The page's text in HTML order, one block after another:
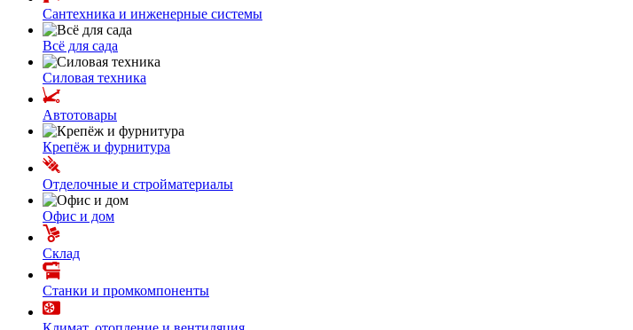
Сантехника и инженерные системы
Всё для сада
Силовая техника
Автотовары
Крепёж и фурнитура
Отделочные и стройматериалы
Офис и дом
Склад
Станки и промкомпоненты